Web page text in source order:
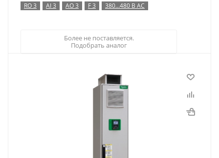
RO 3
AI 3 AO 3 F 3 380…480 В AC
Более не поставляется.
Подобрать аналог